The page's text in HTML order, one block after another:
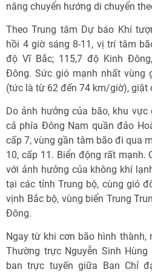
năng chuyển hướng di chuyển
Theo Trung tâm Dự báo Khí
hồi 4 giờ sáng 8-11, vị trí tâm
độ Vĩ Bắc; 115,7 độ Kinh
Đông. Sức gió mạnh nhất vùng
(tức là từ 62 đến 74 km/giờ), giật
Do ảnh hưởng của bão, khu
cả phía Đông Nam quần đảo
cấp 7, vùng gần tâm bão đi qua
10, cấp 11. Biển động rất mạnh.
với ảnh hưởng của không khí
tại các tỉnh Trung bộ, cùng gió
vịnh Bắc bộ, vùng biển Trung
Đông.
Ngay từ khi cơn bão hình thành,
Thường trực Nguyễn Sinh
ban trực tuyến giữa Ban Chỉ